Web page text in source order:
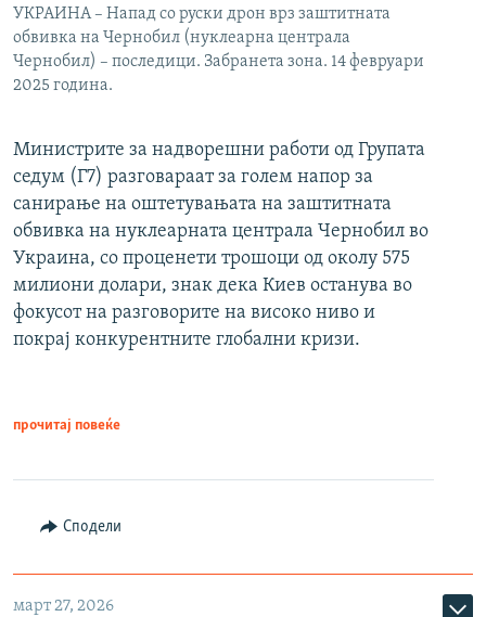
УКРАИНА – Напад со руски дрон врз заштитната
обвивка на Чернобил (нуклеарна централа
Чернобил) – последици. Забранета зона. 14 февруари
2025 година.
Министрите за надворешни работи од Групата
седум (Г7) разговараат за голем напор за
санирање на оштетувањата на заштитната
обвивка на нуклеарната централа Чернобил во
Украина, со проценети трошоци од околу 575
милиони долари, знак дека Киев останува во
фокусот на разговорите на високо ниво и
покрај конкурентните глобални кризи.
прочитај повеќе
Сподели
март 27, 2026